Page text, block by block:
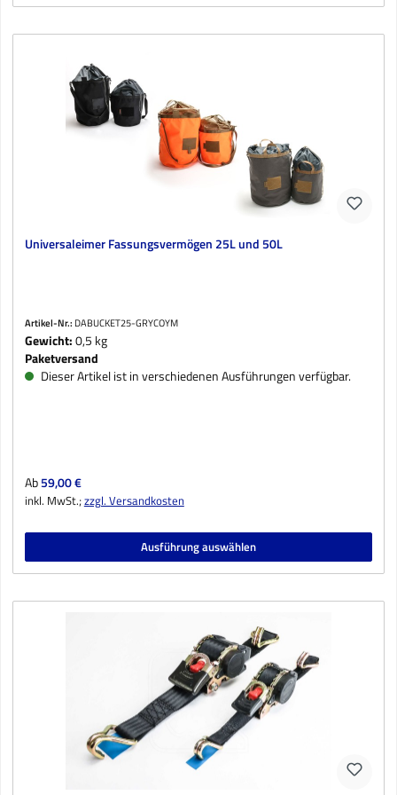
Universaleimer Fassungsvermögen 25L und 50L
Artikel-Nr.: DABUCKET25-GRYCOYM
Gewicht:0,5 kg
Paketversand
Dieser Artikel ist in verschiedenen Ausführungen verfügbar.
Regulärer Preis:
Ab59,00 €
inkl. MwSt.;zzgl. Versandkosten
Ausführung auswählen